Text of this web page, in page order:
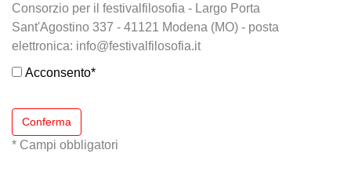
Consorzio per il festivalfilosofia - Largo Porta
Sant'Agostino 337 - 41121 Modena (MO) - posta
elettronica: info@festivalfilosofia.it
Acconsento*
Conferma
* Campi obbligatori